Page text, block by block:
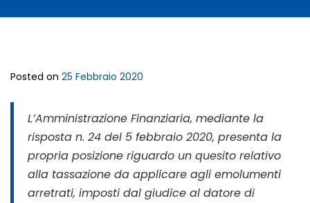
Posted on 25 Febbraio 2020
L’Amministrazione Finanziaria, mediante la
risposta n. 24 del 5 febbraio 2020, presenta la
propria posizione riguardo un quesito relativo
alla tassazione da applicare agli emolumenti
arretrati, imposti dal giudice al datore di